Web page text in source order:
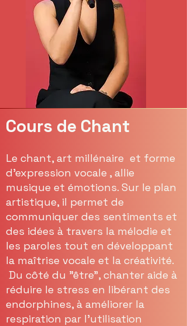
Cours de Chant
Le chant, art millénaire et forme
d’expression vocale , allie
musique et émotions. Sur le plan
artistique, il permet de
communiquer des sentiments et
des idées à travers la mélodie et
les paroles tout en développant
la maîtrise vocale et la créativité.
Du côté du "être", chanter aide à
réduire le stress en libérant des
endorphines, à améliorer la
respiration par l’utilisation